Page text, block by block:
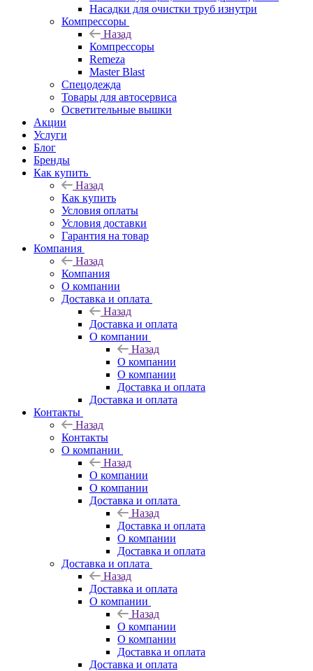
Насадки для очистки труб изнутри
Компрессоры
Назад
Компрессоры
Remeza
Master Blast
Спецодежда
Товары для автосервиса
Осветительные вышки
Акции
Услуги
Блог
Бренды
Как купить
Назад
Как купить
Условия оплаты
Условия доставки
Гарантия на товар
Компания
Назад
Компания
О компании
Доставка и оплата
Назад
Доставка и оплата
О компании
Назад
О компании
О компании
Доставка и оплата
Доставка и оплата
Контакты
Назад
Контакты
О компании
Назад
О компании
О компании
Доставка и оплата
Назад
Доставка и оплата
О компании
Доставка и оплата
Доставка и оплата
Назад
Доставка и оплата
О компании
Назад
О компании
О компании
Доставка и оплата
Доставка и оплата